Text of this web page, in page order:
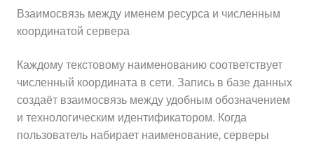
Взаимосвязь между именем ресурса и численным
координатой сервера
Каждому текстовому наименованию соответствует
численный координата в сети. Запись в базе данных
создаёт взаимосвязь между удобным обозначением
и технологическим идентификатором. Когда
пользователь набирает наименование, серверы